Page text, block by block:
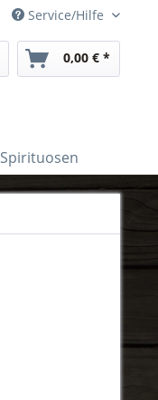
Service/Hilfe
0,00 € *
Spirituosen